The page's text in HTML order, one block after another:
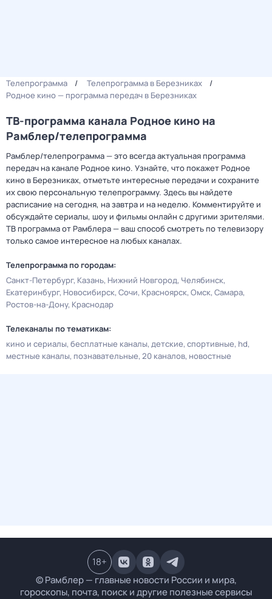
Телепрограмма
Телепрограмма в Березниках
Родное кино — программа передач в Березниках
ТВ-программа канала Родное кино на
Рамблер/телепрограмма
Рамблер/телепрограмма — это всегда актуальная программа
передач на канале Родное кино. Узнайте, что покажет Родное
кино в Березниках, отметьте интересные передачи и сохраните
их свою персональную телепрограмму. Здесь вы найдете
расписание на сегодня, на завтра и на неделю. Комментируйте и
обсуждайте сериалы, шоу и фильмы онлайн с другими зрителями.
ТВ программа от Рамблера — ваш способ смотреть по телевизору
только самое интересное на любых каналах.
Телепрограмма по городам:
Санкт-Петербург Казань Нижний Новгород Челябинск
Екатеринбург Новосибирск Сочи Красноярск Омск Самара
Ростов-на-Дону Краснодар
Телеканалы по тематикам:
кино и сериалы бесплатные каналы детские спортивные hd
местные каналы познавательные 20 каналов новостные
© Рамблер — главные новости России и мира,
гороскопы, почта, поиск и другие полезные сервисы
18+